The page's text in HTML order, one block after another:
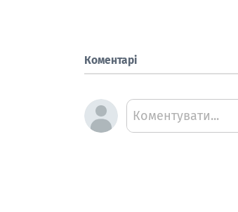
Коментарі
Коментувати...